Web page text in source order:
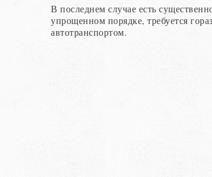
В последнем случае есть
упрощенном порядке, требуется
автотранспортом.